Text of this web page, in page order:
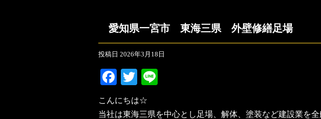
愛知県一宮市 東海三県 外壁修繕足場
投稿日 2026年3月18日
Facebook
Twitter
こんにちは☆
当社は東海三県を中心とし足場、解体、塗装など建設業を全